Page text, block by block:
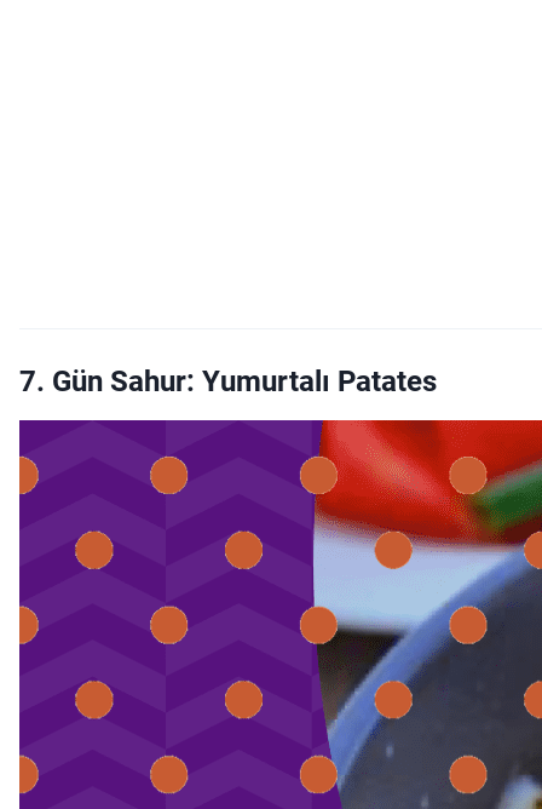
7. Gün Sahur: Yumurtalı Patates